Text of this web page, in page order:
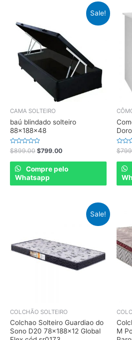
Sale!
CAMA SOLTEIRO
baú blindado solteiro
88x188x48
Rated
0
out
$899.00 $799.00
Compre pelo
Whatsapp
Rated
0
out
$
Sale!
COLCHÃO SOLTEIRO
Colchao Solteiro Guardiao do
Sono D20 78x188x12 Global
M